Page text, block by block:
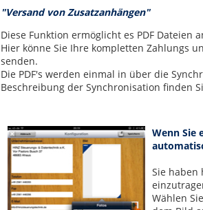
"Versand von Zusatzanhängen"
Diese Funktion ermöglicht es PDF Dateien
Hier könne Sie Ihre kompletten Zahlungs
senden.
Die PDF's werden einmal in über die
Beschreibung der Synchronisation finden
Wenn Sie
Sie haben
Wählen